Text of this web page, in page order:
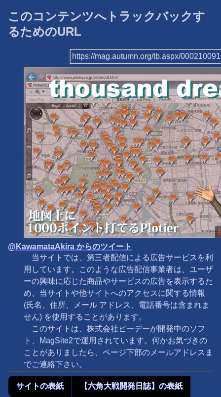
このコンテンツへトラックバックす
るためのURL
https://mag.autumn.org/tb.aspx/
@KawamataAkira からのツイート
当サイトでは、第三者配信による広告サービスを利
用しています。このような広告配信事業者は、ユーザ
ーの興味に応じた商品やサービスの広告を表示するた
め、当サイトや他サイトへのアクセスに関する情報
(氏名、住所、メール アドレス、電話番号は含まれま
せん) を使用することがあります。
このサイトは、株式会社ピーデーが開発中のソフ
ト、MagSite2で運用されています。何かお気づきの
ことがありましたら、ページ下部のメールアドレスま
でご連絡下さい。
サイトの表紙 【六角大戦開発日誌】の表紙